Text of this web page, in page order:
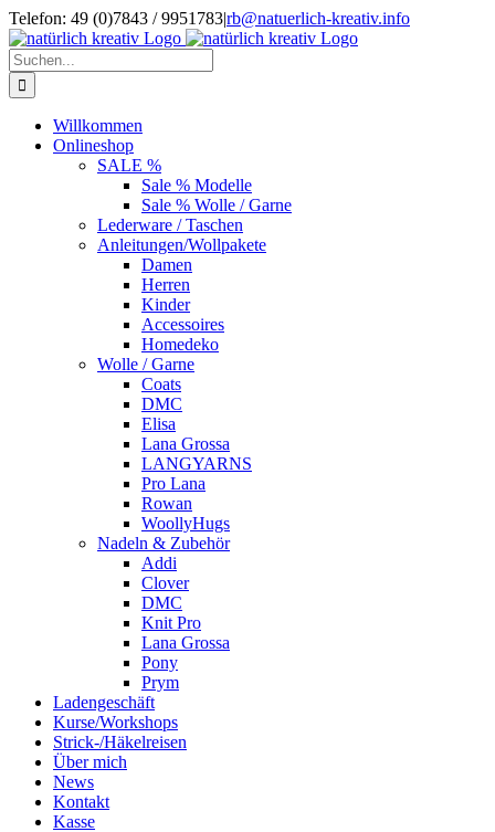
Zum
Inhalt
springen
Telefon: 49 (0)7843 / 9951783|rb@natuerlich-kreativ.info
Suche
nach:
Willkommen
Onlineshop
SALE %
Sale % Modelle
Sale % Wolle / Garne
Lederware / Taschen
Anleitungen/Wollpakete
Damen
Herren
Kinder
Accessoires
Homedeko
Wolle / Garne
Coats
DMC
Elisa
Lana Grossa
LANGYARNS
Pro Lana
Rowan
WoollyHugs
Nadeln & Zubehör
Addi
Clover
DMC
Knit Pro
Lana Grossa
Pony
Prym
Ladengeschäft
Kurse/Workshops
Strick-/Häkelreisen
Über mich
News
Kontakt
Kasse